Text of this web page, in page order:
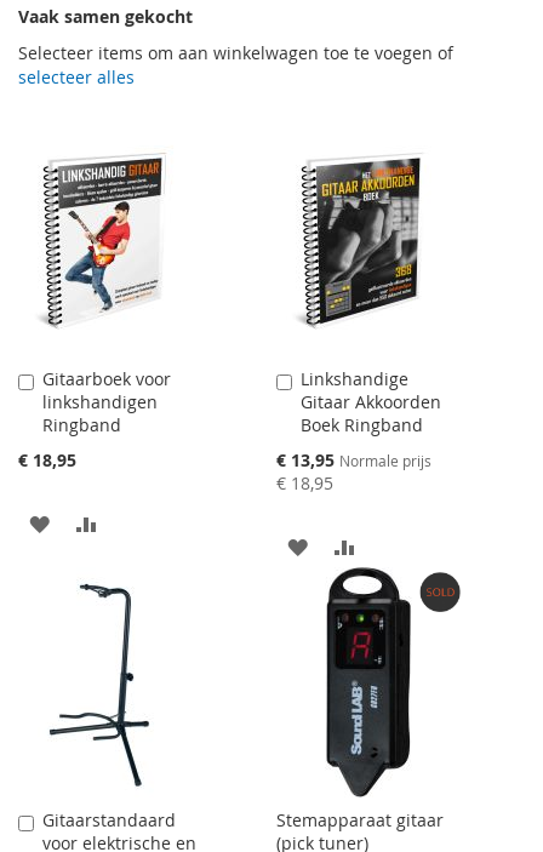
Vaak samen gekocht
Selecteer items om aan winkelwagen toe te voegen of
selecteer alles
Gitaarboek voor
linkshandigen
Ringband
€ 18,95
Aan
winkelwagen
toevoegen
AAN
TOEVOEGEN
OM
VERGELIJKEN
Linkshandige
Gitaar Akkoorden
Boek Ringband
Speciale
prijs
€ 13,95 Normale prijs
€ 18,95
Aan
winkelwagen
toevoegen
AAN
VERLANGLIJST
TOEVOEGEN
TOE
OM
TE
VERGELIJKEN
Gitaarstandaard
voor elektrische en
Aan
winkelwagen
Stemapparaat gitaar
(pick tuner)